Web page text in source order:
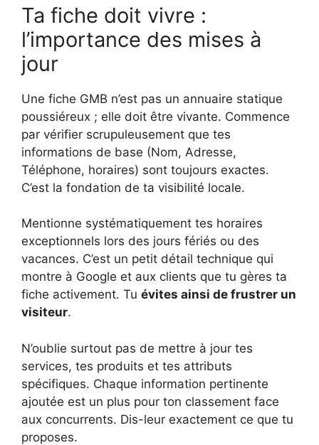
Ta fiche doit vivre :
l’importance des mises à
jour
Une fiche GMB n’est pas un annuaire statique
poussiéreux ; elle doit être vivante. Commence
par vérifier scrupuleusement que tes
informations de base (Nom, Adresse,
Téléphone, horaires) sont toujours exactes.
C’est la fondation de ta visibilité locale.
Mentionne systématiquement tes horaires
exceptionnels lors des jours fériés ou des
vacances. C’est un petit détail technique qui
montre à Google et aux clients que tu gères ta
fiche activement. Tu évites ainsi de frustrer un
visiteur.
N’oublie surtout pas de mettre à jour tes
services, tes produits et tes attributs
spécifiques. Chaque information pertinente
ajoutée est un plus pour ton classement face
aux concurrents. Dis-leur exactement ce que tu
proposes.